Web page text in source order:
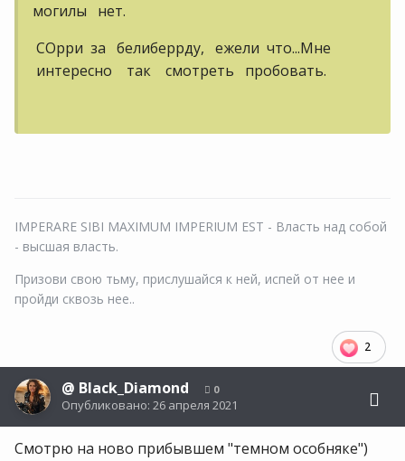
могилы нет.
СОрри за белиберрду, ежели что...Мне
интересно так смотреть пробовать.
2
IMPERARE SIBI MAXIMUM IMPERIUM EST - Власть над собой
- высшая власть.
Призови свою тьму, прислушайся к ней, испей от нее и
пройди сквозь нее..
@ Black_Diamond 0
Опубликовано: 26 апреля 2021
Смотрю на ново прибывшем "темном особняке")